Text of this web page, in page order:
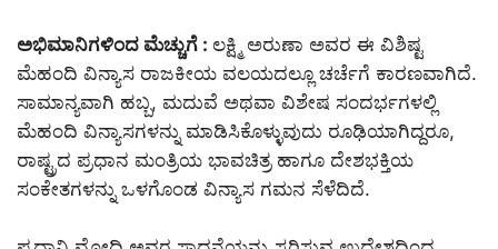
ಅಭಿಮಾನಿಗಳಿಂದ ಮೆಚ್ಚುಗೆ : ಲಕ್ಷ್ಮಿ ಅರುಣಾ ಅವರ ಈ ವಿಶಿಷ್ಟ
ಮೆಹಂದಿ ವಿನ್ಯಾಸ ರಾಜಕೀಯ ವಲಯದಲ್ಲೂ ಚರ್ಚೆಗೆ ಕಾರಣವಾಗಿದೆ.
ಸಾಮಾನ್ಯವಾಗಿ ಹಬ್ಬ, ಮದುವೆ ಅಥವಾ ವಿಶೇಷ ಸಂದರ್ಭಗಳಲ್ಲಿ
ಮೆಹಂದಿ ವಿನ್ಯಾಸಗಳನ್ನು ಮಾಡಿಸಿಕೊಳ್ಳುವುದು ರೂಢಿಯಾಗಿದ್ದರೂ,
ರಾಷ್ಟ್ರದ ಪ್ರಧಾನ ಮಂತ್ರಿಯ ಭಾವಚಿತ್ರ ಹಾಗೂ ದೇಶಭಕ್ತಿಯ
ಸಂಕೇತಗಳನ್ನು ಒಳಗೊಂಡ ವಿನ್ಯಾಸ ಗಮನ ಸೆಳೆದಿದೆ.